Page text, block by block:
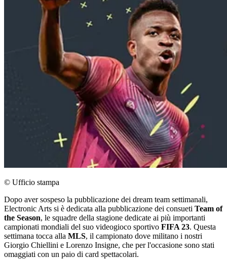
© Ufficio stampa
Dopo aver sospeso la pubblicazione dei dream team settimanali,
Electronic Arts si è dedicata alla pubblicazione dei consueti Team of
the Season, le squadre della stagione dedicate ai più importanti
campionati mondiali del suo videogioco sportivo FIFA 23. Questa
settimana tocca alla MLS, il campionato dove militano i nostri
Giorgio Chiellini e Lorenzo Insigne, che per l'occasione sono stati
omaggiati con un paio di card spettacolari.